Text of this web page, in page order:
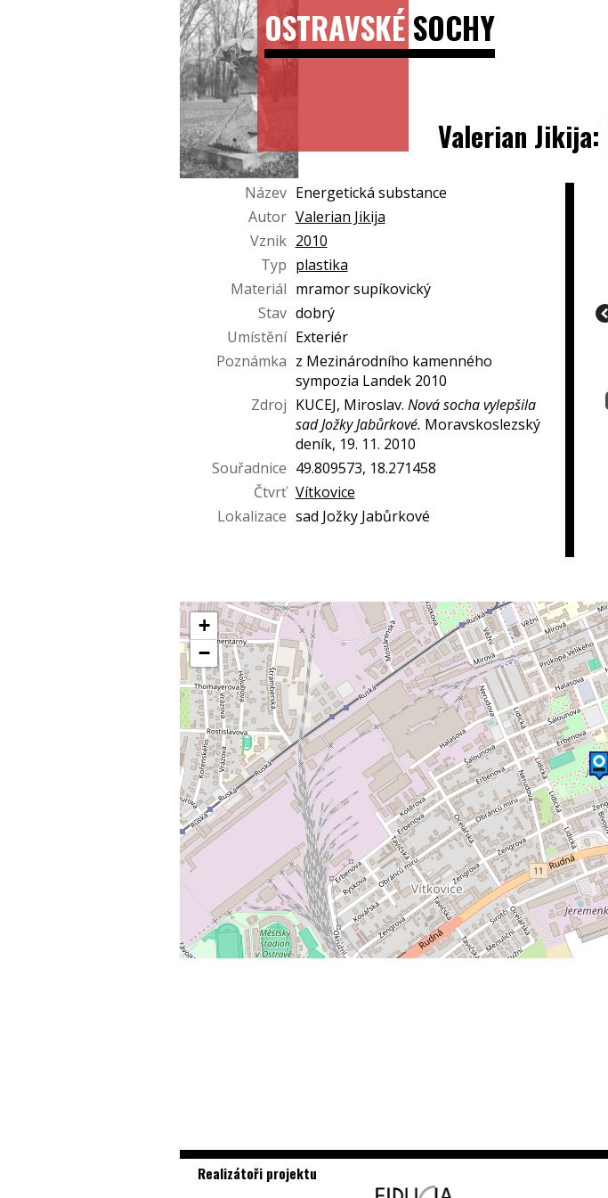
OSTRAVSKÉSOCHY
Valerian Jikija:
Název Energetická substance
Autor Valerian Jikija
Vznik 2010
Typ plastika
Materiál mramor supíkovický
Stav dobrý
Umístění Exteriér
Poznámka z Mezinárodního kamenného
sympozia Landek 2010
Zdroj KUCEJ, Miroslav. Nová socha vylepšila
sad Jožky Jabůrkové. Moravskoslezský
deník, 19. 11. 2010
Souřadnice 49.809573, 18.271458
Čtvrť Vítkovice
Lokalizace sad Jožky Jabůrkové
+
−
Realizátoři projektu